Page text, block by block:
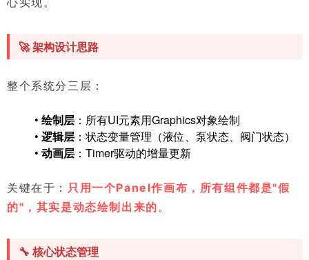
🚀 架构设计思路
整个系统分三层：
• 绘制层 ：所有UI元素用Graphics对象绘制
• 逻辑层 ：状态变量管理（液位、泵状态、阀门状态）
• 动画层 ：Timer驱动的增量更新
关键在于： 只用一个Panel作画布，所有组件都是"假
的"，其实是动态绘制出来的。
🔧 核心状态管理